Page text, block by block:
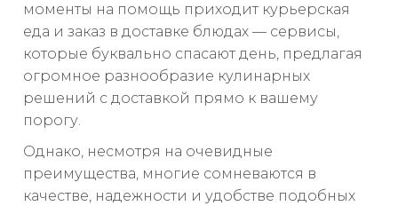
моменты на помощь приходит курьерская
еда и заказ в доставке блюдах — сервисы,
которые буквально спасают день, предлагая
огромное разнообразие кулинарных
решений с доставкой прямо к вашему
порогу.
Однако, несмотря на очевидные
преимущества, многие сомневаются в
качестве, надежности и удобстве подобных